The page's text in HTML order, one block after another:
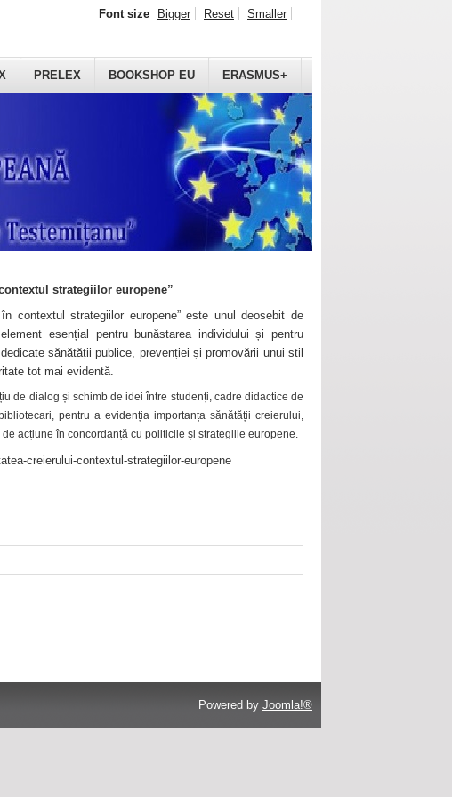
PRELEX BOOKSHOP EU ERASMUS+
Font size Bigger Reset Smaller
strategiilor europene”
contextul strategiilor europene” este unul deosebit de
esențial pentru bunăstarea individului și pentru
sănătății publice, prevenției și promovării unui stil
tot mai evidentă.
de dialog și schimb de idei între studenți, cadre didactice de
pentru a evidenția importanța sănătății creierului,
acțiune în concordanță cu politicile și strategiile europene.
creierului-contextul-strategiilor-europene
Powered by Joomla!®